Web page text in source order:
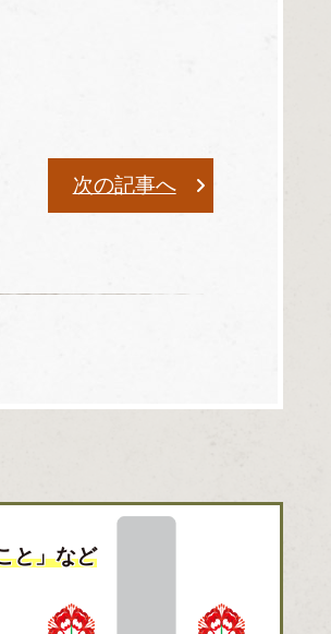
次の記事へ
と」など